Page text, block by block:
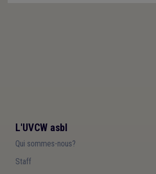
L'UVCW asbl
Qui sommes-nous?
Staff